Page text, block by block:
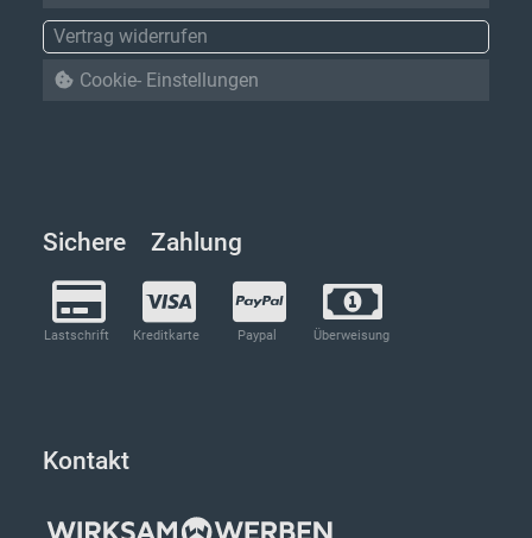
Sichere Zahlung
Lastschrift Kreditkarte Paypal Überweisung
Vertrag widerrufen
Cookie- Einstellungen
Kontakt